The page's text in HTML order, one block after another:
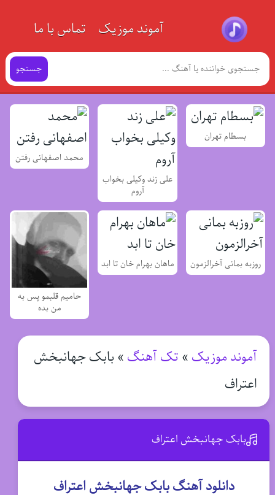
آموند موزیک تماس با ما
جستجو
بسطام تهران
علی زند وکیلی بخواب
آروم
محمد اصفهانی رفتن
روزبه بمانی آخرالزمون ماهان بهرام خان تا ابد
حامیم قلبمو پس به
من بده
آموند موزیک » تک آهنگ » بابک جهانبخش
اعتراف
بابک جهانبخش اعتراف
دانلود آهنگ بابک جهانبخش اعتراف